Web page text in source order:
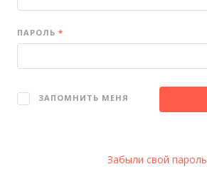
ПАРОЛЬ *
ЗАПОМНИТЬ МЕНЯ
Забыли свой